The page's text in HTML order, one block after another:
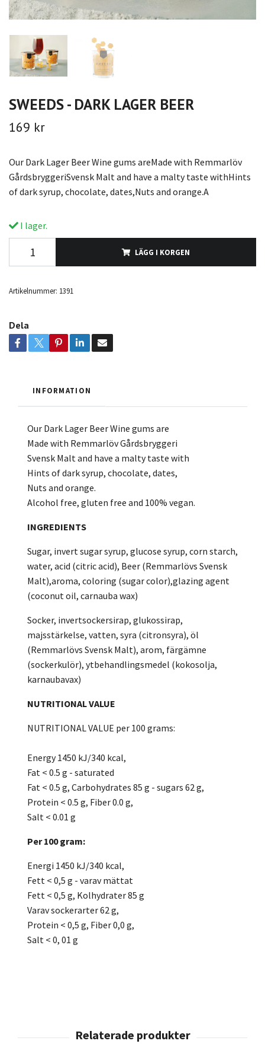
SWEEDS - DARK LAGER BEER
169 kr
Our Dark Lager Beer Wine gums areMade with Remmarlöv
GårdsbryggeriSvensk Malt and have a malty taste withHints
of dark syrup, chocolate, dates,Nuts and orange.A
I lager.
LÄGG I KORGEN
Artikelnummer: 1391
Dela
INFORMATION
Our Dark Lager Beer Wine gums are
Made with Remmarlöv Gårdsbryggeri
Svensk Malt and have a malty taste with
Hints of dark syrup, chocolate, dates,
Nuts and orange.
Alcohol free, gluten free and 100% vegan.
INGREDIENTS
Sugar, invert sugar syrup, glucose syrup, corn starch,
water, acid (citric acid), Beer (Remmarlövs Svensk
Malt),aroma, coloring (sugar color),glazing agent
(coconut oil, carnauba wax)
Socker, invertsockersirap, glukossirap,
majsstärkelse, vatten, syra (citronsyra), öl
(Remmarlövs Svensk Malt), arom, färgämne
(sockerkulör), ytbehandlingsmedel (kokosolja,
karnaubavax)
NUTRITIONAL VALUE
NUTRITIONAL VALUE per 100 grams:
Energy 1450 kJ/340 kcal,
Fat < 0.5 g - saturated
Fat < 0.5 g, Carbohydrates 85 g - sugars 62 g,
Protein < 0.5 g, Fiber 0.0 g,
Salt < 0.01 g
Per 100 gram:
Energi 1450 kJ/340 kcal,
Fett < 0,5 g - varav mättat
Fett < 0,5 g, Kolhydrater 85 g
Varav sockerarter 62 g,
Protein < 0,5 g, Fiber 0,0 g,
Salt < 0, 01 g